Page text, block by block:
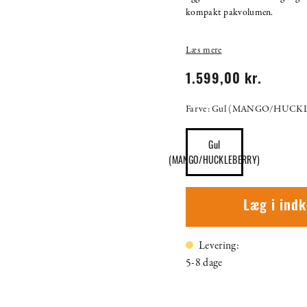
kompakt pakvolumen.
Læs mere
1.599,00 kr.
Farve: Gul (MANGO/
Gul
(MANGO/HUCKLEBERRY)
Læg i
Levering:
5-8 dage